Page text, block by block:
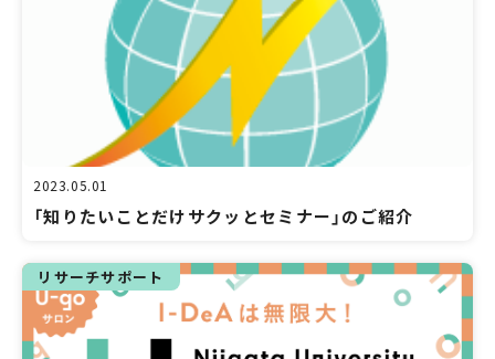
2023.05.01
「知りたいことだけサクッとセミナー」のご紹介
リサーチサポート